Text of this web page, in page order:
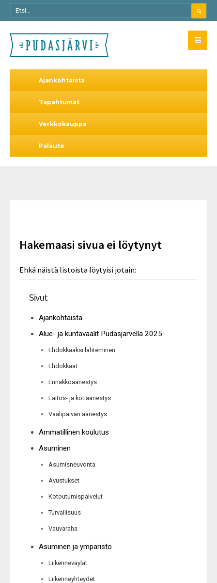
Ajankohtaista
Tapahtumat
Verkkokauppa
Palaute
Hakemaasi sivua ei löytynyt
Ehkä näistä listoista löytyisi jotain:
Sivut
Ajankohtaista
Alue- ja kuntavaalit Pudasjärvellä 2025
Ehdokkaaksi lähteminen
Ehdokkaat
Ennakkoäänestys
Laitos- ja kotiäänestys
Vaalipäivän äänestys
Ammatillinen koulutus
Asuminen
Asumisneuvonta
Avustukset
Kotoutumispalvelut
Turvallisuus
Vauvaraha
Asuminen ja ympäristö
Liikenneväylät
Liikenneyhteydet